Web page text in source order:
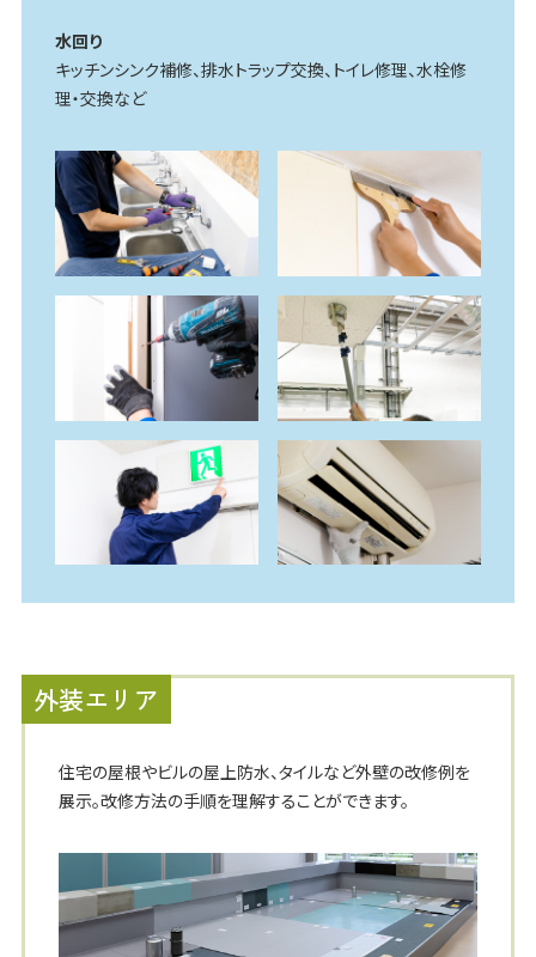
水回り
キッチンシンク補修、排水トラップ交換、トイレ修理、水栓修
理・交換など
外装エリア
住宅の屋根やビルの屋上防水、タイルなど外壁の改修例を
展示。改修方法の手順を理解することができます。